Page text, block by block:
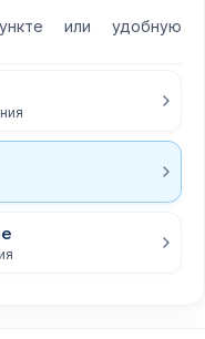
или удобную